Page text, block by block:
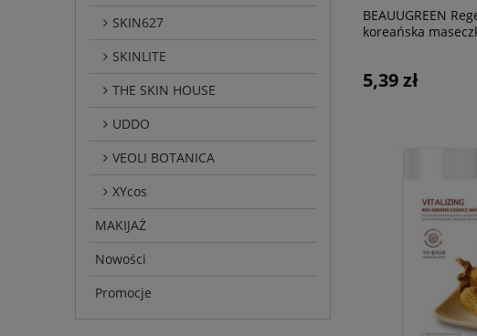
SKIN627
SKINLITE
THE SKIN HOUSE
UDDO
VEOLI BOTANICA
XYcos
MAKIJAŻ
Nowości
Promocje
BEAUUGREEN
koreańska
5,39 zł